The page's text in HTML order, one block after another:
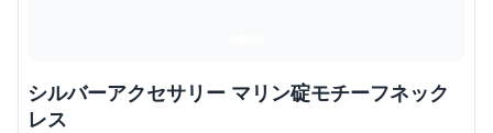
シルバーアクセサリー マリン碇モチーフネック
レス